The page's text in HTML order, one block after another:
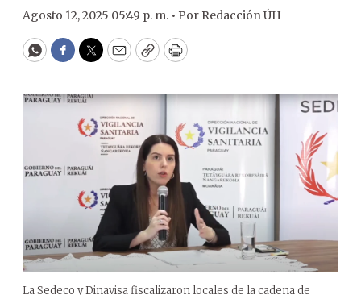
Agosto 12, 2025 05:49 p. m. • Por Redacción ÚH
WhatsApp
Facebook
Twitter
EmailCopyPrint
La Sedeco y Dinavisa fiscalizaron locales de la cadena de